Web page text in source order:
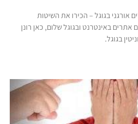
אורגני בגוגל – הכירו את השיטות
באינטרנט ובגוגל שלום, כאן רונן
בגוגל.